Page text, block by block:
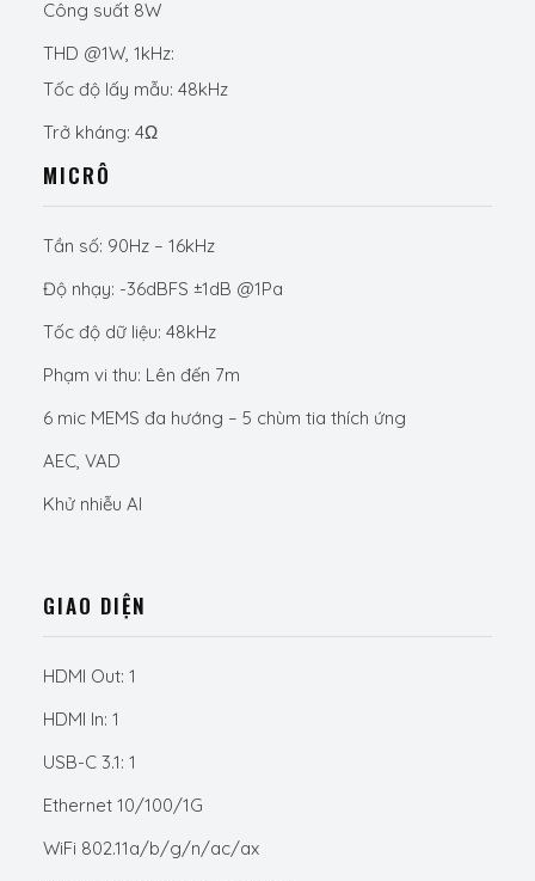
Công suất 8W
THD @1W, 1kHz:
Tốc độ lấy mẫu: 48kHz
Trở kháng: 4Ω
MICRÔ
Tần số: 90Hz – 16kHz
Độ nhạy: -36dBFS ±1dB @1Pa
Tốc độ dữ liệu: 48kHz
Phạm vi thu: Lên đến 7m
6 mic MEMS đa hướng – 5 chùm tia thích ứng
AEC, VAD
Khử nhiễu AI
GIAO DIỆN
HDMI Out: 1
HDMI In: 1
USB-C 3.1: 1
Ethernet 10/100/1G
WiFi 802.11a/b/g/n/ac/ax